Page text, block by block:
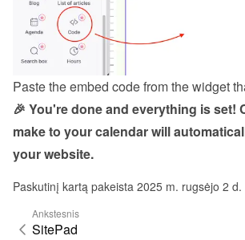
Paste the embed code from the widget
🎉 You're done and everything is set!
make to your calendar will
your website.
Paskutinį kartą pakeista 2025 m. rugsėjo 2 d.
Ankstesnis
SitePad